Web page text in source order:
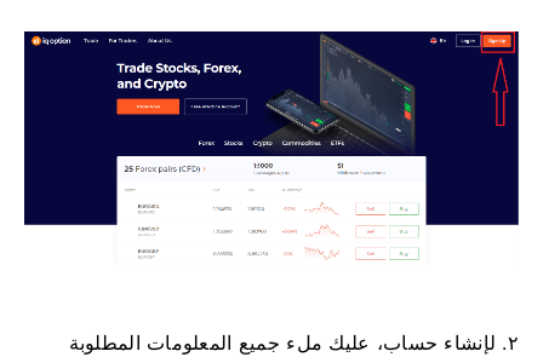
٢. لإنشاء حساب، عليك ملء جميع المعلومات المطلوبة